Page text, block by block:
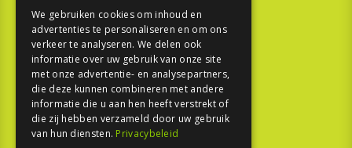
TESTEN
SPORT
REPORTAGE
TOUREN
We gebruiken cookies om inhoud en
advertenties te personaliseren en om ons
verkeer te analyseren. We delen ook
informatie over uw gebruik van onze site
met onze advertentie- en analysepartners,
die deze kunnen combineren met andere
informatie die u aan hen heeft verstrekt of
die zij hebben verzameld door uw gebruik
van hun diensten. Privacybeleid